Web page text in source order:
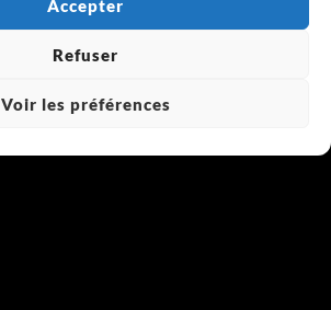
Accepter
Refuser
Voir les préférences